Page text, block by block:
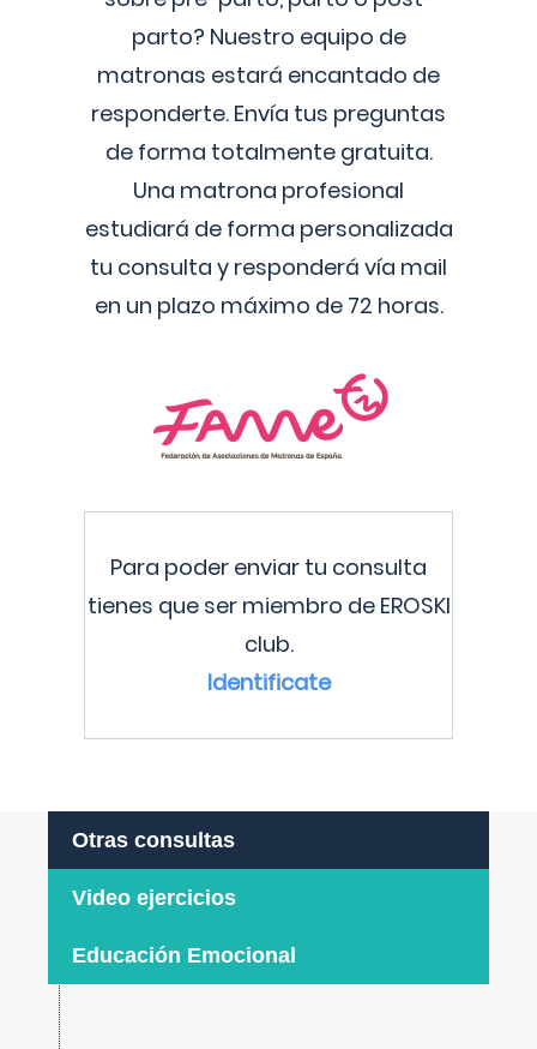
parto? Nuestro equipo de
matronas estará encantado de
responderte. Envía tus preguntas
de forma totalmente gratuita.
Una matrona profesional
estudiará de forma personalizada
tu consulta y responderá vía mail
en un plazo máximo de 72 horas.
Para poder enviar tu consulta
tienes que ser miembro de EROSKI
club.
Identificate
Otras consultas
Video ejercicios
Educación Emocional